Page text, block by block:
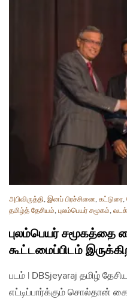
அபிவிருத்தி, இனப் பிரச்சினை, கட்டுரை,
தமிழ்த் தேசியம், புலம்பெயர் சமூகம்,
புலம்பெயர் சமூகத்தை
கூட்டமைப்பிடம்
படம் | DBSjeyaraj தமிழ்
எட்டிப்பார்க்கும் சொல்தான்